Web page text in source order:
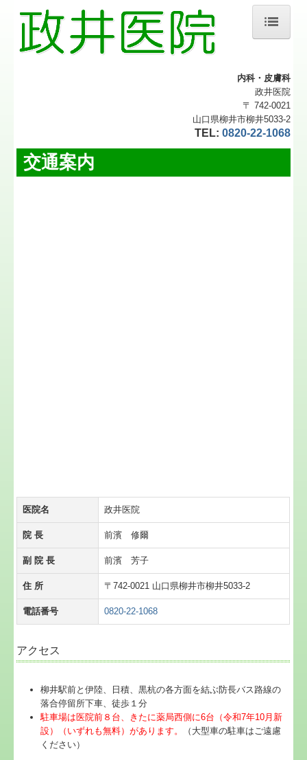
ホーム
予防接種
内科・皮膚科
政井医院
〒 742-0021
山口県柳井市柳井5033-2
TEL: 0820-22-1068
交通案内
医院名 政井医院
院 長 前濱 修爾
副 院 長 前濱 芳子
住 所 〒742-0021 山口県柳井市柳井5033-2
電話番号 0820-22-1068
アクセス
柳井駅前と伊陸、日積、黒杭の各方面を結ぶ防長バス路線の
落合停留所下車、徒歩１分
駐車場は医院前８台、きたに薬局西側に6台（令和7年10月新
設）（いずれも無料）があります。
（大型車の駐車はご遠慮
ください）